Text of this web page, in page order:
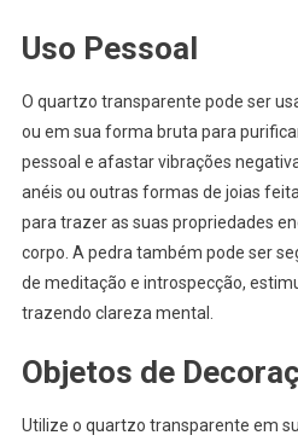
Uso Pessoal
O quartzo transparente pode ser
ou em sua forma bruta para
pessoal e afastar vibrações
anéis ou outras formas de joias
para trazer as suas propriedades
corpo. A pedra também pode ser
de meditação e introspecção,
trazendo clareza mental.
Objetos de
Utilize o quartzo transparente em